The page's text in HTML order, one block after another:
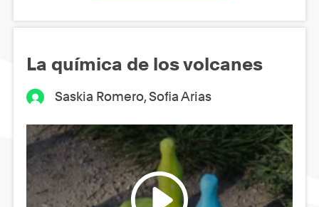
La química de los volcanes
Saskia Romero, Sofia Arias